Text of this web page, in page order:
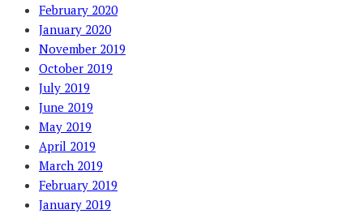
February 2020
January 2020
November 2019
October 2019
July 2019
June 2019
May 2019
April 2019
March 2019
February 2019
January 2019